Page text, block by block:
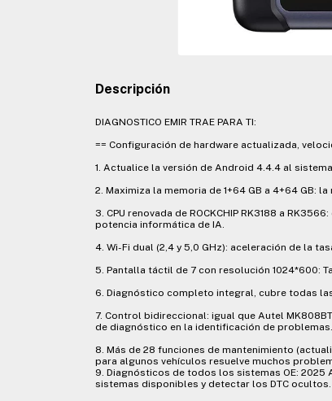
Descripción
DIAGNOSTICO EMIR TRAE PARA TI:
== Configuración de hardware actualizada,
1. Actualice la versión de Android 4.4.4 al
2. Maximiza la memoria de 1+64 GB a 4+64
3. CPU renovada de ROCKCHIP RK3188 a
potencia informática de IA.
4. Wi-Fi dual (2,4 y 5,0 GHz): aceleración de la
5. Pantalla táctil de 7 con resolución 1024*600:
6. Diagnóstico completo integral, cubre todas
7. Control bidireccional: igual que Autel
de diagnóstico en la identificación de problemas.
8. Más de 28 funciones de mantenimiento
para algunos vehículos resuelve muchos
9. Diagnósticos de todos los sistemas OE:
sistemas disponibles y detectar los DTC ocultos.